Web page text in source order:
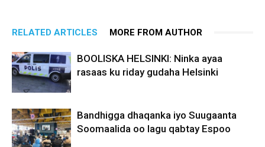
RELATED ARTICLES MORE FROM AUTHOR
BOOLISKA HELSINKI: Ninka ayaa
rasaas ku riday gudaha Helsinki
Bandhigga dhaqanka iyo Suugaanta
Soomaalida oo lagu qabtay Espoo